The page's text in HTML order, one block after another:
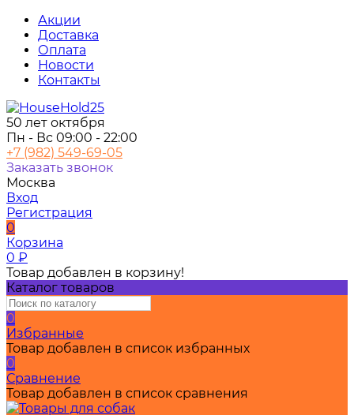
Акции
Доставка
Оплата
Новости
Контакты
50 лет октября
Пн - Вс 09:00 - 22:00
+7 (982) 549-69-05
Заказать звонок
Москва
Вход
Регистрация
0
Корзина
0 ₽
Товар добавлен в корзину!
Каталог товаров
0
Избранные
Товар добавлен в список избранных
0
Сравнение
Товар добавлен в список сравнения